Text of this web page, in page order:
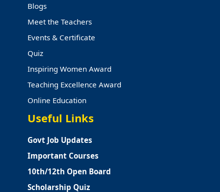
Blogs
Meet the Teachers
Events & Certificate
Quiz
Inspiring Women Award
Teaching Excellence Award
Online Education
Useful Links
Govt Job Updates
Important Courses
10th/12th Open Board
Scholarship Quiz